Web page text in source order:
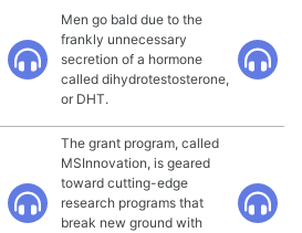
Men go bald due to the
frankly unnecessary
secretion of a hormone
called dihydrotestosterone,
or DHT.
The grant program, called
MSInnovation, is geared
toward cutting-edge
research programs that
break new ground with